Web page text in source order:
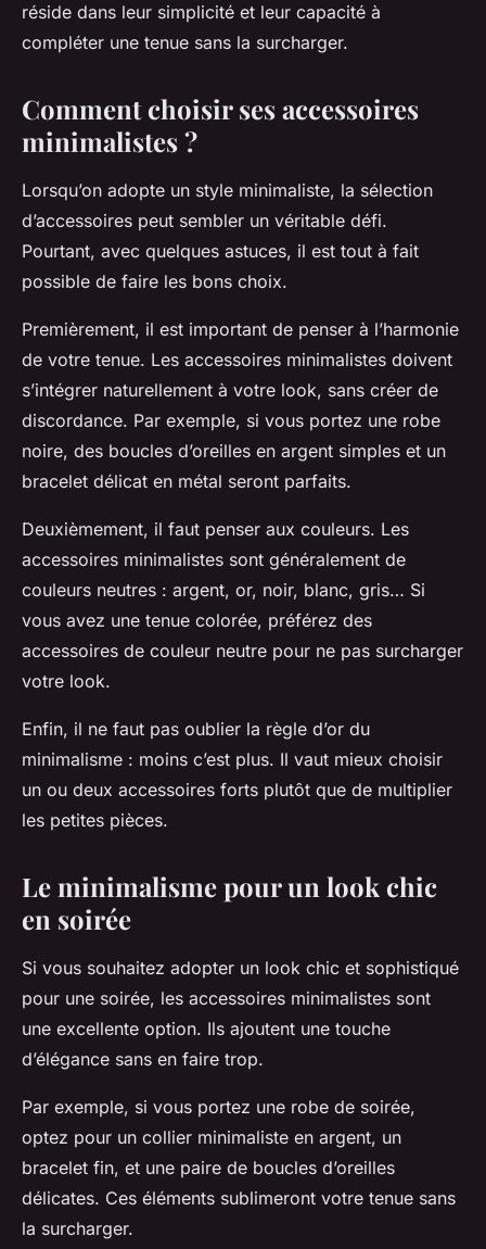
réside dans leur simplicité et leur capacité à
compléter une tenue sans la surcharger.
Comment choisir ses accessoires
minimalistes ?
Lorsqu’on adopte un style minimaliste, la sélection
d’accessoires peut sembler un véritable défi.
Pourtant, avec quelques astuces, il est tout à fait
possible de faire les bons choix.
Premièrement, il est important de penser à l’harmonie
de votre tenue. Les accessoires minimalistes doivent
s’intégrer naturellement à votre look, sans créer de
discordance. Par exemple, si vous portez une robe
noire, des boucles d’oreilles en argent simples et un
bracelet délicat en métal seront parfaits.
Deuxièmement, il faut penser aux couleurs. Les
accessoires minimalistes sont généralement de
couleurs neutres : argent, or, noir, blanc, gris… Si
vous avez une tenue colorée, préférez des
accessoires de couleur neutre pour ne pas surcharger
votre look.
Enfin, il ne faut pas oublier la règle d’or du
minimalisme : moins c’est plus. Il vaut mieux choisir
un ou deux accessoires forts plutôt que de multiplier
les petites pièces.
Le minimalisme pour un look chic
en soirée
Si vous souhaitez adopter un look chic et sophistiqué
pour une soirée, les accessoires minimalistes sont
une excellente option. Ils ajoutent une touche
d’élégance sans en faire trop.
Par exemple, si vous portez une robe de soirée,
optez pour un collier minimaliste en argent, un
bracelet fin, et une paire de boucles d’oreilles
délicates. Ces éléments sublimeront votre tenue sans
la surcharger.